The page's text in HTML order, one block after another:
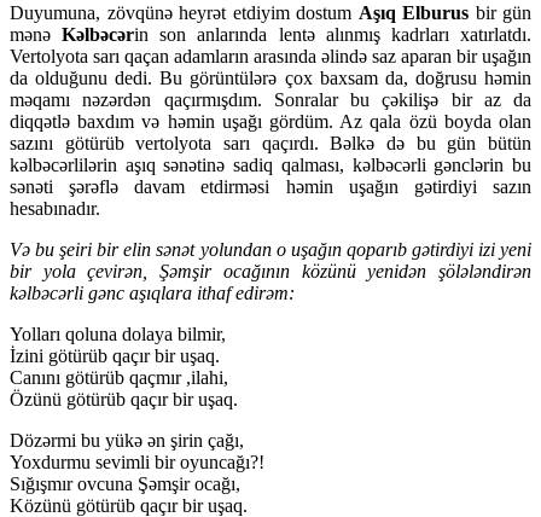
Duyumuna, zövqünə heyrət etdiyim dostum Aşıq Elburus bir gün
mənəKəlbəcərin son anlarında lentə alınmış kadrları xatırlatdı.
Vertolyota sarı qaçan adamların arasında əlində saz aparan bir uşağın
da olduğunu dedi. Bu görüntülərə çox baxsam da, doğrusu həmin
məqamı nəzərdən qaçırmışdım. Sonralar bu çəkilişə bir az da
diqqətlə baxdım və həmin uşağı gördüm. Az qala özü boyda olan
sazını götürüb vertolyota sarı qaçırdı. Bəlkə də bu gün bütün
kəlbəcərlilərin aşıq sənətinə sadiq qalması, kəlbəcərli gənclərin bu
sənəti şərəflə davam etdirməsi həmin uşağın gətirdiyi sazın
hesabınadır.
Və bu şeiri bir elin sənət yolundan o uşağın qoparıb gətirdiyi izi yeni
bir yola çevirən, Şəmşir ocağının közünü yenidən şölələndirən
kəlbəcərli gənc aşıqlara ithaf edirəm:
Yolları qoluna dolaya bilmir,
İzini götürüb qaçır bir uşaq.
Canını götürüb qaçmır ,ilahi,
Özünü götürüb qaçır bir uşaq.
Dözərmi bu yükə ən şirin çağı,
Yoxdurmu sevimli bir oyuncağı?!
Sığışmır ovcuna Şəmşir ocağı,
Közünü götürüb qaçır bir uşaq.